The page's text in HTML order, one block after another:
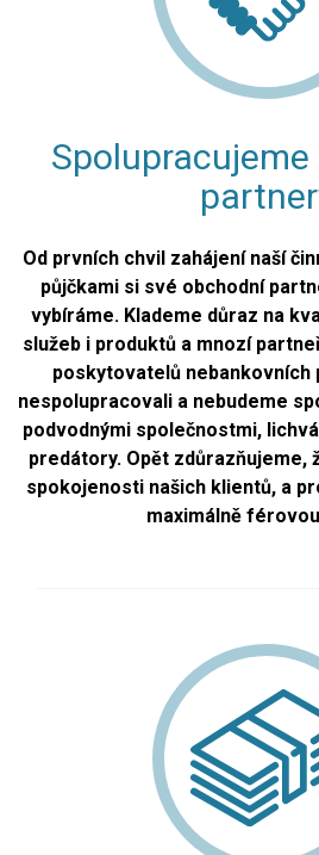
Od prvních chvil zahájení naší
půjčkami si své obchodní
vybíráme. Klademe důraz na
služeb i produktů a mnozí
poskytovatelů nebankovních
nespolupracovali a nebudeme
podvodnými společnostmi,
predátory. Opět zdůrazňujeme,
spokojenosti našich klientů, a
maximálně